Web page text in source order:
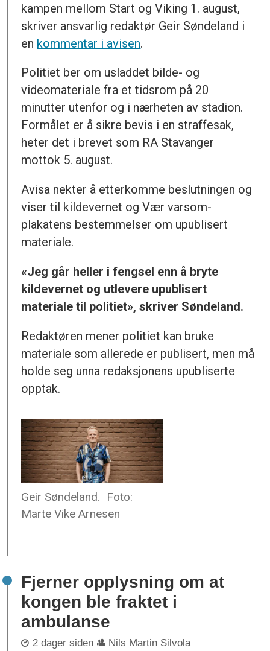
kampen mellom Start og Viking 1. august,
skriver ansvarlig redaktør Geir Søndeland i
en kommentar i avisen.
Politiet ber om usladdet bilde- og
videomateriale fra et tidsrom på 20
minutter utenfor og i nærheten av stadion.
Formålet er å sikre bevis i en straffesak,
heter det i brevet som RA Stavanger
mottok 5. august.
Avisa nekter å etterkomme beslutningen og
viser til kildevernet og Vær varsom-
plakatens bestemmelser om upublisert
materiale.
«Jeg går heller i fengsel enn å bryte
kildevernet og utlevere upublisert
materiale til politiet», skriver Søndeland.
Redaktøren mener politiet kan bruke
materiale som allerede er publisert, men må
holde seg unna redaksjonens upubliserte
opptak.
Geir Søndeland.
Foto:
Marte Vike Arnesen
Fjerner opplysning om at
kongen ble fraktet i
ambulanse
2 dager siden Nils Martin Silvola